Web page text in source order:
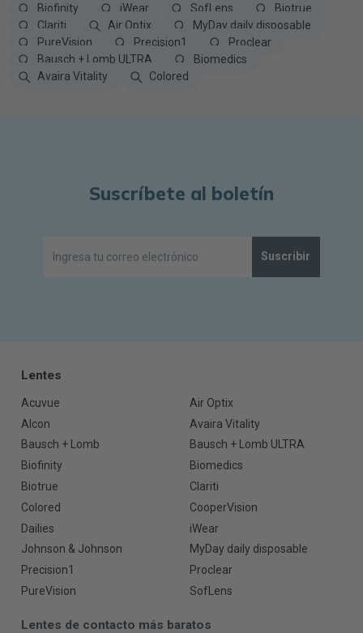
Biofinity
iWear SofLens
Biotrue
Clariti
Air Optix
MyDay daily disposable
PureVision
Precision1
Proclear
Bausch + Lomb ULTRA
Biomedics
Avaira Vitality
Colored
Suscríbete al boletín
Suscribir
Lentes
Acuvue
Air Optix
Alcon
Avaira Vitality
Bausch + Lomb
Bausch + Lomb ULTRA
Biofinity
Biomedics
Biotrue
Clariti
Colored
CooperVision
Dailies
iWear
Johnson & Johnson
MyDay daily disposable
Precision1
Proclear
PureVision
SofLens
Lentes de contacto más baratos